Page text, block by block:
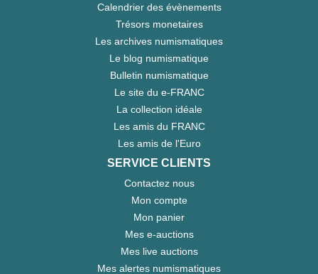
Calendrier des évènements
Trésors monetaires
Les archives numismatiques
Le blog numismatique
Bulletin numismatique
Le site du e-FRANC
La collection idéale
Les amis du FRANC
Les amis de l'Euro
SERVICE CLIENTS
Contactez nous
Mon compte
Mon panier
Mes e-auctions
Mes live auctions
Mes alertes numismatiques